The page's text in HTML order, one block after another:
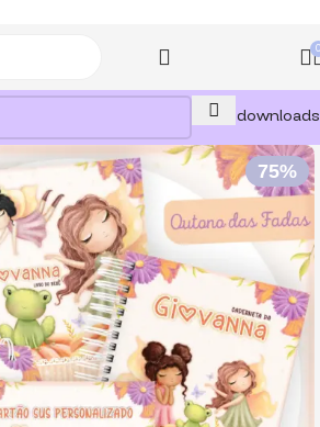
Meus downloads
75%